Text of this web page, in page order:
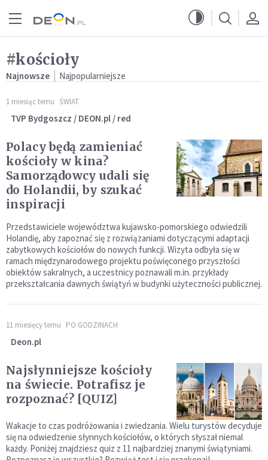
#kościoły
Najnowsze Najpopularniejsze
1 miesiąc temu ŚWIAT
TVP Bydgoszcz / DEON.pl / red
Polacy będą zamieniać
kościoły w kina?
Samorządowcy udali się
do Holandii, by szukać
inspiracji
Przedstawiciele województwa kujawsko-pomorskiego odwiedzili
Holandię, aby zapoznać się z rozwiązaniami dotyczącymi adaptacji
zabytkowych kościołów do nowych funkcji. Wizyta odbyła się w
ramach międzynarodowego projektu poświęconego przyszłości
obiektów sakralnych, a uczestnicy poznawali m.in. przykłady
przekształcania dawnych świątyń w budynki użyteczności publicznej.
11 miesięcy temu PO GODZINACH
Deon.pl
Najsłynniejsze kościoły
na świecie. Potrafisz je
rozpoznać? [QUIZ]
Wakacje to czas podróżowania i zwiedzania. Wielu turystów decyduje
się na odwiedzenie słynnych kościołów, o których słyszał niemal
każdy. Poniżej znajdziesz quiz z 11 najbardziej znanymi świątyniami.